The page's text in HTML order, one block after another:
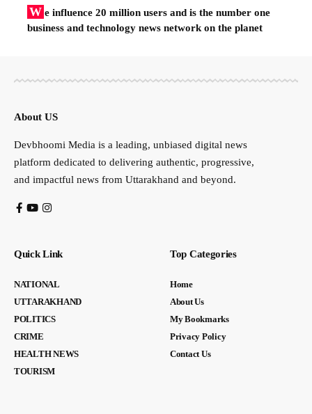
W e influence 20 million users and is the number one
business and technology news network on the planet
About US
Devbhoomi Media is a leading, unbiased digital news
platform dedicated to delivering authentic, progressive,
and impactful news from Uttarakhand and beyond.
Quick Link
NATIONAL
UTTARAKHAND
POLITICS
CRIME
HEALTH NEWS
TOURISM
Top Categories
Home
About Us
My Bookmarks
Privacy Policy
Contact Us